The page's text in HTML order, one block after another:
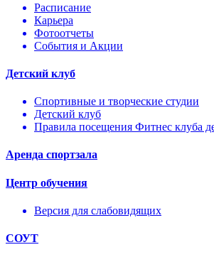
Расписание
Карьера
Фотоотчеты
События и Акции
Детский клуб
Спортивные и творческие студии
Детский клуб
Правила посещения Фитнес клуба
Аренда спортзала
Центр обучения
Версия для слабовидящих
СОУТ